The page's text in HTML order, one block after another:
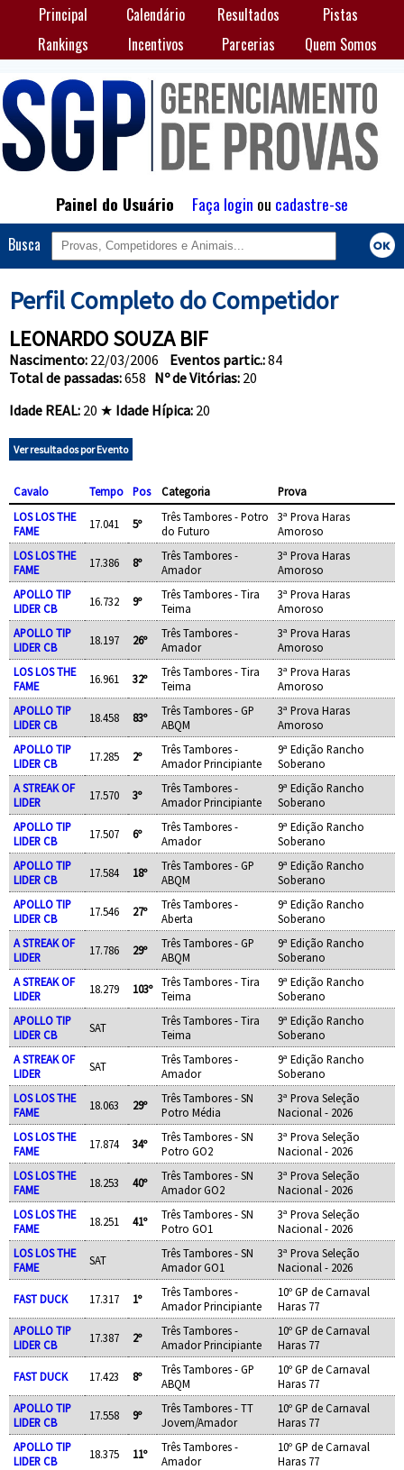
Principal Calendário Resultados
Pistas
Rankings
Incentivos Parcerias Quem Somos
Painel do Usuário Faça login ou cadastre-se
Busca
Perfil Completo do Competidor
LEONARDO SOUZA BIF
Nascimento: 22/03/2006 Eventos partic.:84
Total de passadas:658 Nº de Vitórias: 20
Idade REAL:20 ★ Idade Hípica:20
Ver resultados por Evento
Cavalo Tempo Pos Categoria
Prova
LOS LOS THE
FAME
17.041 5º
Três Tambores - Potro
do Futuro
3ª Prova Haras
Amoroso
LOS LOS THE
FAME
17.386 8º
Três Tambores -
Amador
3ª Prova Haras
Amoroso
APOLLO TIP
LIDER CB
16.732 9º
Três Tambores - Tira
Teima
3ª Prova Haras
Amoroso
APOLLO TIP
LIDER CB
18.197 26º
Três Tambores -
Amador
3ª Prova Haras
Amoroso
LOS LOS THE
FAME
16.961 32º
Três Tambores - Tira
Teima
3ª Prova Haras
Amoroso
APOLLO TIP
LIDER CB
18.458 83º
Três Tambores - GP
ABQM
3ª Prova Haras
Amoroso
APOLLO TIP
LIDER CB
17.285 2º
Três Tambores -
Amador Principiante
9ª Edição Rancho
Soberano
A STREAK OF
LIDER
17.570 3º
Três Tambores -
Amador Principiante
9ª Edição Rancho
Soberano
APOLLO TIP
LIDER CB
17.507 6º
Três Tambores -
Amador
9ª Edição Rancho
Soberano
APOLLO TIP
LIDER CB
17.584 18º
Três Tambores - GP
ABQM
9ª Edição Rancho
Soberano
APOLLO TIP
LIDER CB
17.546 27º
Três Tambores -
Aberta
9ª Edição Rancho
Soberano
A STREAK OF
LIDER
17.786 29º
Três Tambores - GP
ABQM
9ª Edição Rancho
Soberano
A STREAK OF
LIDER
18.279 103º
Três Tambores - Tira
Teima
9ª Edição Rancho
Soberano
APOLLO TIP
LIDER CB
SAT
Três Tambores - Tira
Teima
9ª Edição Rancho
Soberano
A STREAK OF
LIDER
SAT
Três Tambores -
Amador
9ª Edição Rancho
Soberano
LOS LOS THE
FAME
18.063 29º
Três Tambores - SN
Potro Média
3ª Prova Seleção
Nacional - 2026
LOS LOS THE
FAME
17.874 34º
Três Tambores - SN
Potro GO2
3ª Prova Seleção
Nacional - 2026
LOS LOS THE
FAME
18.253 40º
Três Tambores - SN
Amador GO2
3ª Prova Seleção
Nacional - 2026
LOS LOS THE
FAME
18.251 41º
Três Tambores - SN
Potro GO1
3ª Prova Seleção
Nacional - 2026
LOS LOS THE
FAME
SAT
Três Tambores - SN
Amador GO1
3ª Prova Seleção
Nacional - 2026
FAST DUCK 17.317 1º
Três Tambores -
Amador Principiante
10º GP de Carnaval
Haras 77
APOLLO TIP
LIDER CB
17.387 2º
Três Tambores -
Amador Principiante
10º GP de Carnaval
Haras 77
FAST DUCK 17.423 8º
Três Tambores - GP
ABQM
10º GP de Carnaval
Haras 77
APOLLO TIP
LIDER CB
17.558 9º
Três Tambores - TT
Jovem/Amador
10º GP de Carnaval
Haras 77
APOLLO TIP
LIDER CB
18.375 11º
Três Tambores -
Amador
10º GP de Carnaval
Haras 77